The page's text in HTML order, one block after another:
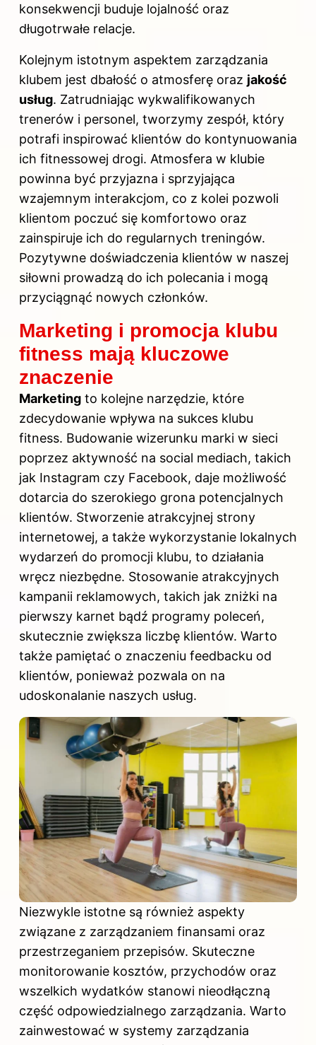
konsekwencji buduje lojalność oraz
długotrwałe relacje.
Kolejnym istotnym aspektem zarządzania
klubem jest dbałość o atmosferę oraz jakość
usług. Zatrudniając wykwalifikowanych
trenerów i personel, tworzymy zespół, który
potrafi inspirować klientów do kontynuowania
ich fitnessowej drogi. Atmosfera w klubie
powinna być przyjazna i sprzyjająca
wzajemnym interakcjom, co z kolei pozwoli
klientom poczuć się komfortowo oraz
zainspiruje ich do regularnych treningów.
Pozytywne doświadczenia klientów w naszej
siłowni prowadzą do ich polecania i mogą
przyciągnąć nowych członków.
Marketing i promocja klubu
fitness mają kluczowe
znaczenie
Marketing to kolejne narzędzie, które
zdecydowanie wpływa na sukces klubu
fitness. Budowanie wizerunku marki w sieci
poprzez aktywność na social mediach, takich
jak Instagram czy Facebook, daje możliwość
dotarcia do szerokiego grona potencjalnych
klientów. Stworzenie atrakcyjnej strony
internetowej, a także wykorzystanie lokalnych
wydarzeń do promocji klubu, to działania
wręcz niezbędne. Stosowanie atrakcyjnych
kampanii reklamowych, takich jak zniżki na
pierwszy karnet bądź programy poleceń,
skutecznie zwiększa liczbę klientów. Warto
także pamiętać o znaczeniu feedbacku od
klientów, ponieważ pozwala on na
udoskonalanie naszych usług.
Niezwykle istotne są również aspekty
związane z zarządzaniem finansami oraz
przestrzeganiem przepisów. Skuteczne
monitorowanie kosztów, przychodów oraz
wszelkich wydatków stanowi nieodłączną
część odpowiedzialnego zarządzania. Warto
zainwestować w systemy zarządzania